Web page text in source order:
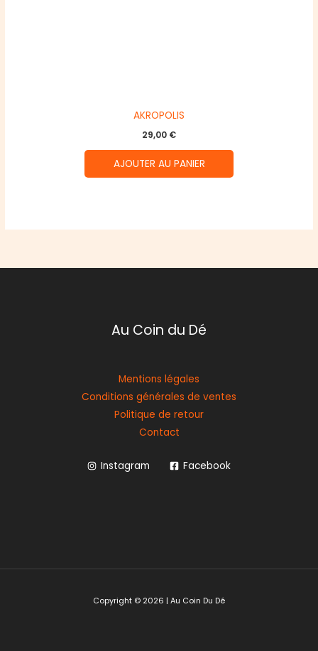
AKROPOLIS
29,00 €
AJOUTER AU PANIER
Au Coin du Dé
Mentions légales
Conditions générales de ventes
Politique de retour
Contact
Instagram Facebook
Copyright © 2026 | Au Coin Du Dé